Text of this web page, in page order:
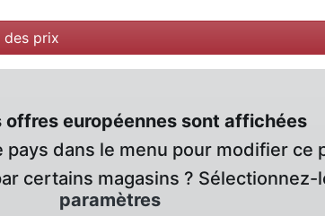
prix
offres européennes sont affichées
dans le menu pour modifier ce
certains magasins ? Sélectionnez-
paramètres